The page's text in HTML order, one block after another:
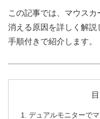
この記事では、マウス
消える原因を詳しく解
手順付きで紹介します。
デュアルモニターで